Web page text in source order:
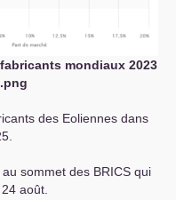
mondiaux 2023
des Eoliennes dans
sommet des BRICS qui
août.